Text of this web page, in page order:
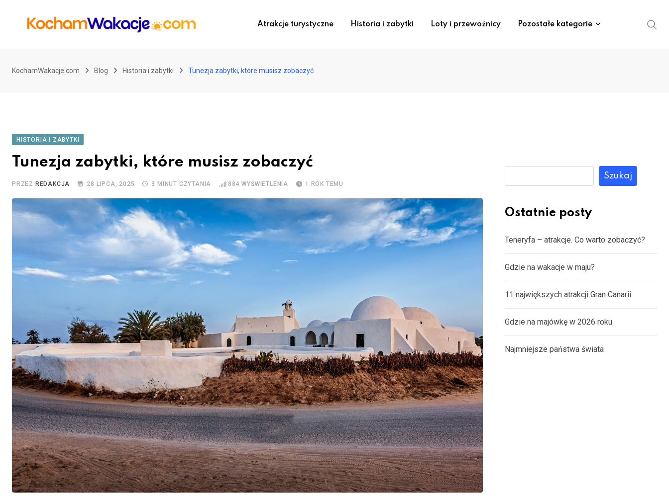
Atrakcje turystyczne Historia i zabytki Loty i przewoźnicy Pozostałe kategorie
KochamWakacje.com Blog Historia i zabytki Tunezja zabytki, które musisz zobaczyć
HISTORIA I ZABYTKI
Tunezja zabytki, które musisz zobaczyć
PRZEZ REDAKCJA 28 LIPCA, 2025 3 MINUT CZYTANIA 884 WYŚWIETLENIA 1 ROK TEMU
Szukaj
Ostatnie posty
Teneryfa – atrakcje. Co warto zobaczyć?
Gdzie na wakacje w maju?
11 największych atrakcji Gran Canarii
Gdzie na majówkę w 2026 roku
Najmniejsze państwa świata